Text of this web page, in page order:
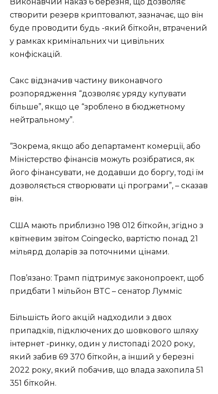
створити резерв криптовалют, зазначає, що він
буде проводити будь -який біткойн, втрачений
у рамках кримінальних чи цивільних
конфіскацій.
Сакс відзначив частину виконавчого
розпорядження “дозволяє уряду купувати
більше”, якщо це “зроблено в бюджетному
нейтральному”.
“Зокрема, якщо або департамент комерції, або
Міністерство фінансів можуть розібратися, як
його фінансувати, не додавши до боргу, тоді їм
дозволяється створювати ці програми”, – сказав
він.
США мають приблизно 198 012 біткойн, згідно з
квітневим звітом Coingecko, вартістю понад 21
мільярд доларів за поточними цінами.
Пов’язано: Трамп підтримує законопроект, щоб
придбати 1 мільйон BTC – сенатор Лумміс
Більшість його акцій надходили з двох
припадків, підключених до шовкового шляху
інтернет -ринку, один у листопаді 2020 року,
який забив 69 370 біткойн, а інший у березні
2022 року, який побачив, що влада захопила 51
351 біткойн.